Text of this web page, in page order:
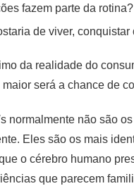
fazem parte da rotina?
de viver, conquistar
da realidade do
será a chance de
normalmente não são
Eles são os mais
o cérebro humano
que parecem